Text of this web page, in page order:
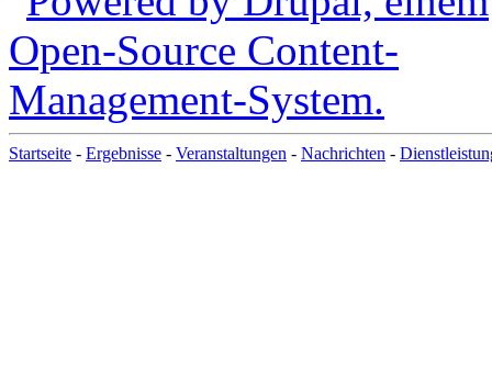
Startseite - Ergebnisse - Veranstaltungen - Nachrichten -